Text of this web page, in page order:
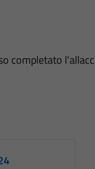
completato